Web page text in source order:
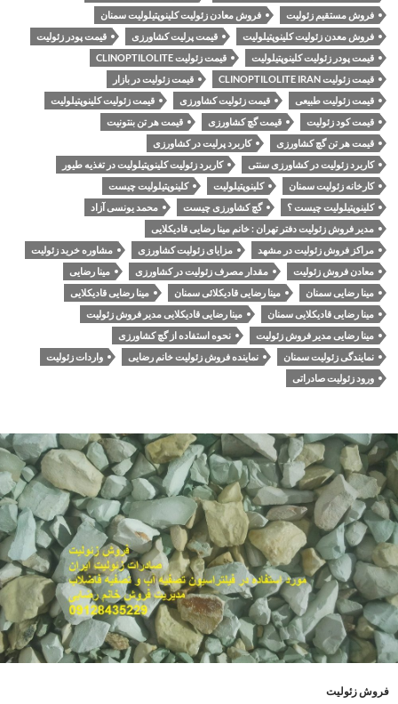
فروش مستقیم زئولیت
فروش معادن زئولیت کلینوپتیلولیت سمنان
فروش معدن زئولیت کلینوپتیلولیت
قیمت پرلیت کشاورزی
قیمت پودر زئولیت
قیمت پودر زئولیت کلینوپتیلولیت
قیمت زئولیت CLINOPTILOLITE
قیمت زئولیت CLINOPTILOLITE IRAN
قیمت زئولیت در بازار
قیمت زئولیت طبیعی
قیمت زئولیت کشاورزی
قیمت زئولیت کلینوپتیلولیت
قیمت کود زئولیت
قیمت گچ کشاورزی
قیمت هر تن بنتونیت
قیمت هر تن گچ کشاورزی
کاربرد پرلیت در کشاورزی
کاربرد زئولیت در کشاورزی سنتی
کاربرد زئولیت کلینوپتیلولیت در تغذیه طیور
کارخانه زئولیت سمنان
کلینوپتیلولیت
کلینوپتیلولیت چیست
کلینوپتیلولیت چیست ؟
گچ کشاورزی چیست
محمد یونسی آزاد
مدیر فروش زئولیت دفتر تهران : خانم مینا رضایی قادیکلایی
مراکز فروش زئولیت در مشهد
مزایای زئولیت کشاورزی
مشاوره خرید زئولیت
معادن فروش زئولیت
مقدار مصرف زئولیت در کشاورزی
مینا رضایی
مینا رضایی سمنان
مینا رضایی قادیکلائی سمنان
مینا رضایی قادیکلایی
مینا رضایی قادیکلایی سمنان
مینا رضایی قادیکلایی مدیر فروش زئولیت
مینا رضایی مدیر فروش زئولیت
نحوه استفاده از گچ کشاورزی
نمایندگی زئولیت سمنان
نماینده فروش زئولیت خانم رضایی
واردات زئولیت
ورود زئولیت صادراتی
فروش زئولیت